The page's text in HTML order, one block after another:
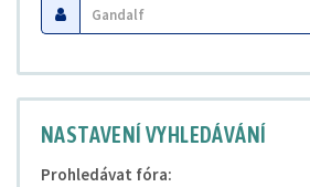
NASTAVENÍ VYHLEDÁVÁNÍ
Prohledávat fóra: